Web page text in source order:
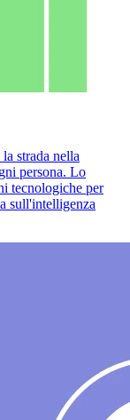
strada nella
persona. Lo
tecnologiche per
sull'intelligenza